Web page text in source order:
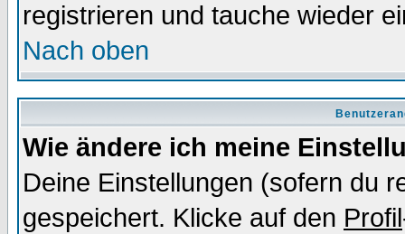
registrieren und tauche wieder
Nach oben
Wie ändere ich meine
Deine Einstellungen (sofern du
gespeichert. Klicke auf den Profil